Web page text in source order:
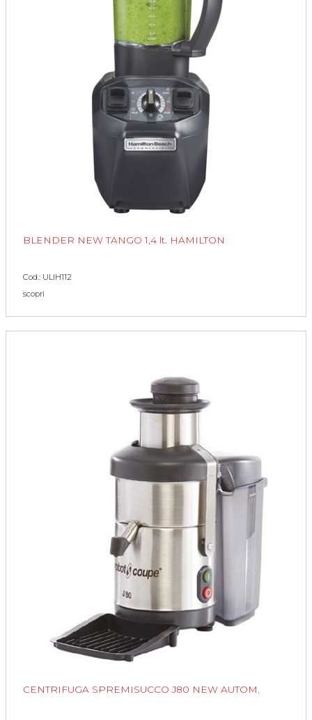
BLENDER NEW TANGO 1,4 lt. HAMILTON
Cod.: ULIH112
scopri
CENTRIFUGA SPREMISUCCO J80 NEW AUTOM.